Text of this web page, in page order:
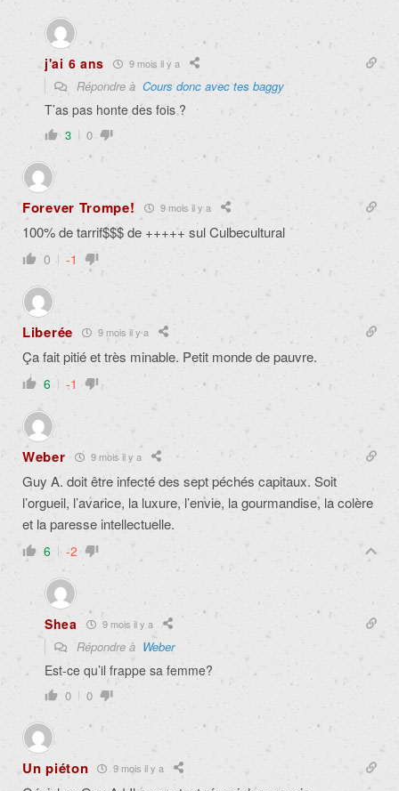
j'ai 6 ans 9 mois il y a
Répondre à Cours donc avec tes baggy
T’as pas honte des fois ?
3 0
Forever Trompe! 9 mois il y a
100% de tarrif$$$ de +++++ sul Culbecultural
0 -1
Liberée 9 mois il y a
Ça fait pitié et très minable. Petit monde de pauvre.
6 -1
Weber 9 mois il y a
Guy A. doit être infecté des sept péchés capitaux. Soit
l’orgueil, l’avarice, la luxure, l’envie, la gourmandise, la colère
et la paresse intellectuelle.
6 -2
Shea 9 mois il y a
Répondre à Weber
Est-ce qu’il frappe sa femme?
0 0
Un piéton 9 mois il y a